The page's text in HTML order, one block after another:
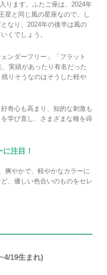
ります。ふたご座は、2024年
星と同じ風の星座なので、し
なり、2024年の後半は風の
くでしょう。
ンダーフリー」「フラット
実績があったり有名だった
りそうなのはそうした軽や
奇心も高まり、知的な刺激も
学び直し、さまざまな種を蒔
注目！
爽やかで、軽やかなカラーに
、優しい色合いのものをセレ
19生まれ)